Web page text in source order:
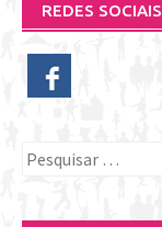
REDES SOCIAIS
Pesquisar